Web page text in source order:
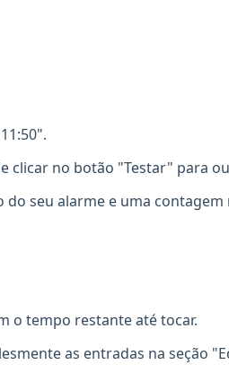
clicar no botão "Testar" para
seu alarme e uma contagem
o tempo restante até tocar.
as entradas na seção